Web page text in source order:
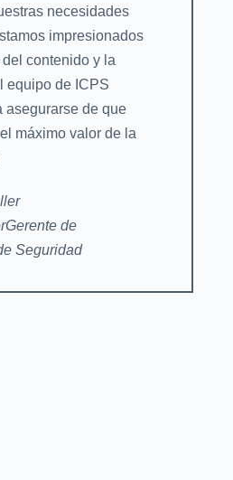
necesidades
impresionados
contenido y la
equipo de ICPS
asegurarse de que
máximo valor de la
Gerente de
Seguridad